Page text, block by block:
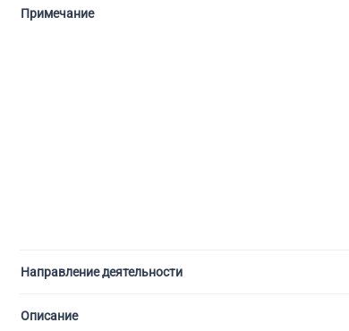
Примечание
Направление деятельности
Описание